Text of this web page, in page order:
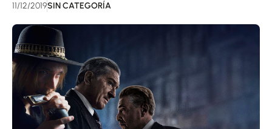
11/12/2019SIN CATEGORÍA